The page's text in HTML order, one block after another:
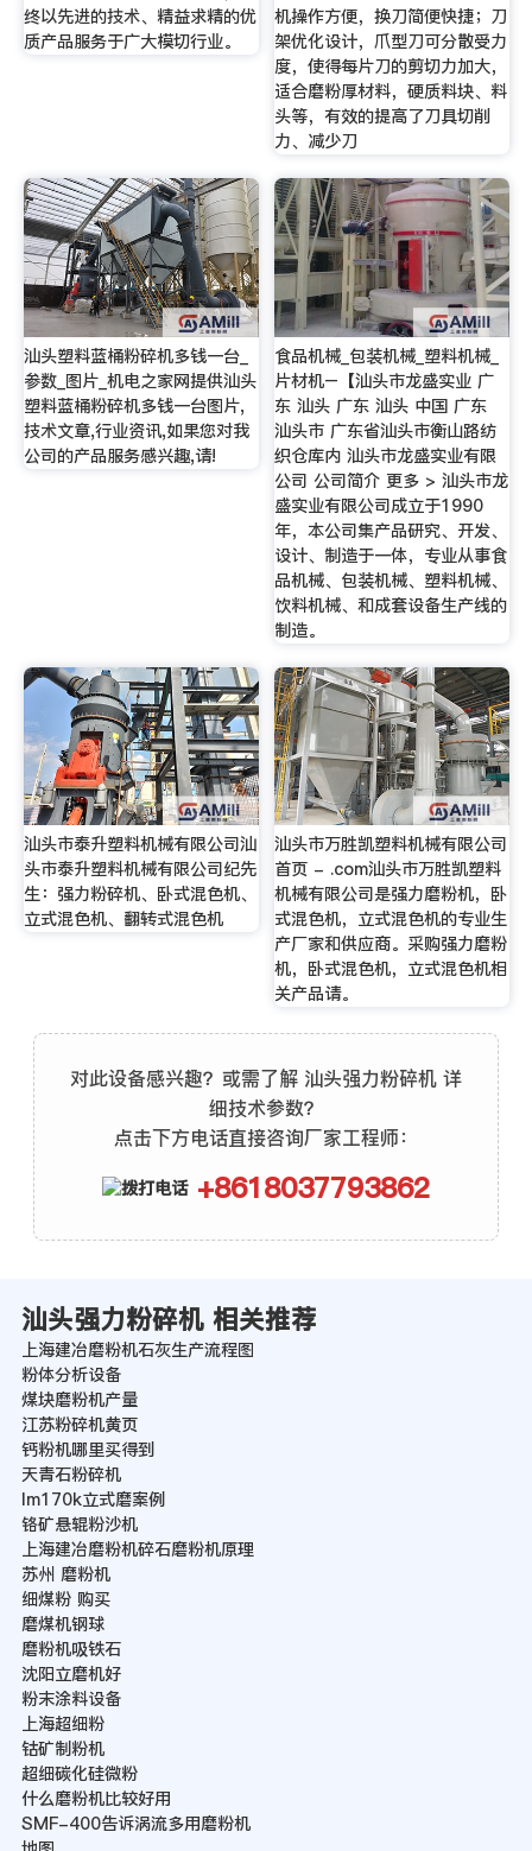
终以先进的技术、精益求精的优
质产品服务于广大模切行业。
机操作方便，换刀简便快捷；刀
架优化设计，爪型刀可分散受力
度，使得每片刀的剪切力加大，
适合磨粉厚材料，硬质料块、料
头等，有效的提高了刀具切削
力、减少刀
汕头塑料蓝桶粉碎机多钱一台_
参数_图片_机电之家网提供汕头
塑料蓝桶粉碎机多钱一台图片,
技术文章,行业资讯,如果您对我
公司的产品服务感兴趣,请!
食品机械_包装机械_塑料机械_
片材机–【汕头市龙盛实业 广
东 汕头 广东 汕头 中国 广东
汕头市 广东省汕头市衡山路纺
织仓库内 汕头市龙盛实业有限
公司 公司简介 更多 > 汕头市龙
盛实业有限公司成立于1990
年，本公司集产品研究、开发、
设计、制造于一体，专业从事食
品机械、包装机械、塑料机械、
饮料机械、和成套设备生产线的
制造。
汕头市泰升塑料机械有限公司汕
头市泰升塑料机械有限公司纪先
生：强力粉碎机、卧式混色机、
立式混色机、翻转式混色机
汕头市万胜凯塑料机械有限公司
首页 - .com汕头市万胜凯塑料
机械有限公司是强力磨粉机，卧
式混色机，立式混色机的专业生
产厂家和供应商。采购强力磨粉
机，卧式混色机，立式混色机相
关产品请。
对此设备感兴趣？或需了解 汕头强力粉碎机 详
细技术参数？
点击下方电话直接咨询厂家工程师：
+8618037793862
汕头强力粉碎机 相关推荐
上海建冶磨粉机石灰生产流程图
粉体分析设备
煤块磨粉机产量
江苏粉碎机黄页
钙粉机哪里买得到
天青石粉碎机
lm170k立式磨案例
铬矿悬辊粉沙机
上海建冶磨粉机碎石磨粉机原理
苏州 磨粉机
细煤粉 购买
磨煤机钢球
磨粉机吸铁石
沈阳立磨机好
粉末涂料设备
上海超细粉
钴矿制粉机
超细碳化硅微粉
什么磨粉机比较好用
SMF-400告诉涡流多用磨粉机